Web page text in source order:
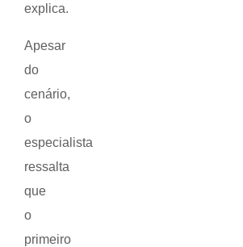
explica.
Apesar
do
cenário,
o
especialista
ressalta
que
o
primeiro